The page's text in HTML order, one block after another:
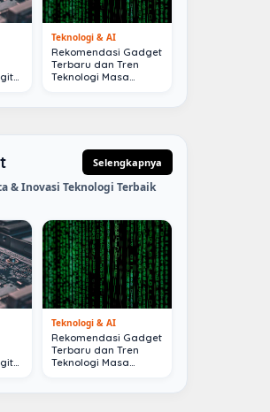
Teknologi & AI
Rekomendasi Gadget
Terbaru dan Tren
Teknologi Masa
Selengkapnya
& Inovasi Teknologi Terbaik
Teknologi & AI
Rekomendasi Gadget
Terbaru dan Tren
Teknologi Masa